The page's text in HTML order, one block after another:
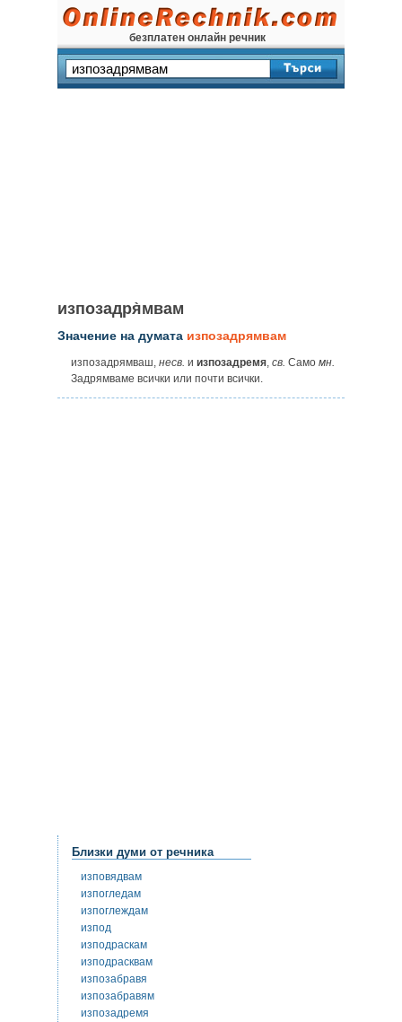
безплатен онлайн речник
изпозадря̀мвам
Значение на думата изпозадрямвам
изпозадрямваш, несв. и изпозадремя, св. Само мн.
Задрямваме всички или почти всички.
Близки думи от речника
изповядвам
изпогледам
изпоглеждам
изпод
изподраскам
изподрасквам
изпозабравя
изпозабравям
изпозадремя